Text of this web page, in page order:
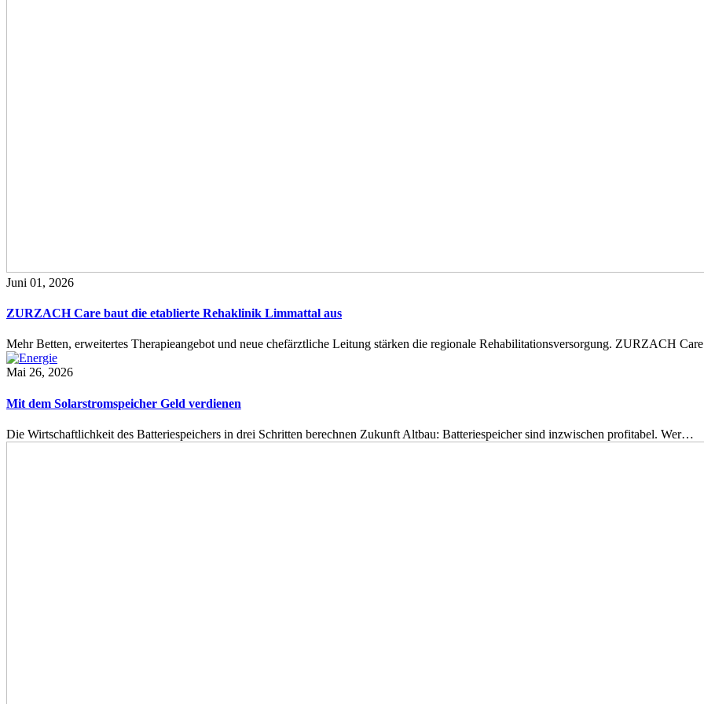
Juni 01, 2026
ZURZACH Care baut die etablierte Rehaklinik Limmattal aus
Mehr Betten, erweitertes Therapieangebot und neue chefärztliche Leitung stärken die regionale Rehabilitationsversorgung. ZURZACH
Mai 26, 2026
Mit dem Solarstromspeicher Geld verdienen
Die Wirtschaftlichkeit des Batteriespeichers in drei Schritten berechnen Zukunft Altbau: Batteriespeicher sind inzwischen profitabel. Wer…